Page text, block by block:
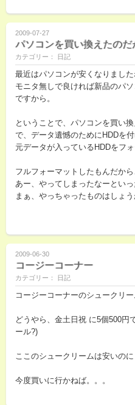
2009-07-27
パソコンを買い換えたのだ
カテゴリー： 日記
最近はパソコンが安くなりました
モニタ無しで良ければ新品のパ
ですから。
ということで、パソコンを買い換
で、データ遺憾のためにHDDを
元データが入っているHDDをフ
フルフォーマットしたもんだから
あー、やってしまったなーといっ
まぁ、やっちゃったものはしょ
2009-06-30
コージーコーナー
カテゴリー： 日記
コージーコーナーのシュークリー
どうやら、金土日祝 に5個500円
ール?)
ここのシュークリームは安いのに
今度買いに行かねば。。。